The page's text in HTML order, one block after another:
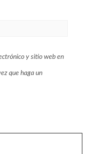
y sitio web en
que haga un